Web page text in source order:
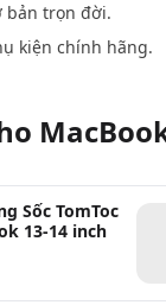
bản trọn đời.
kiện chính hãng.
Sốc TomToc
13-14 inch